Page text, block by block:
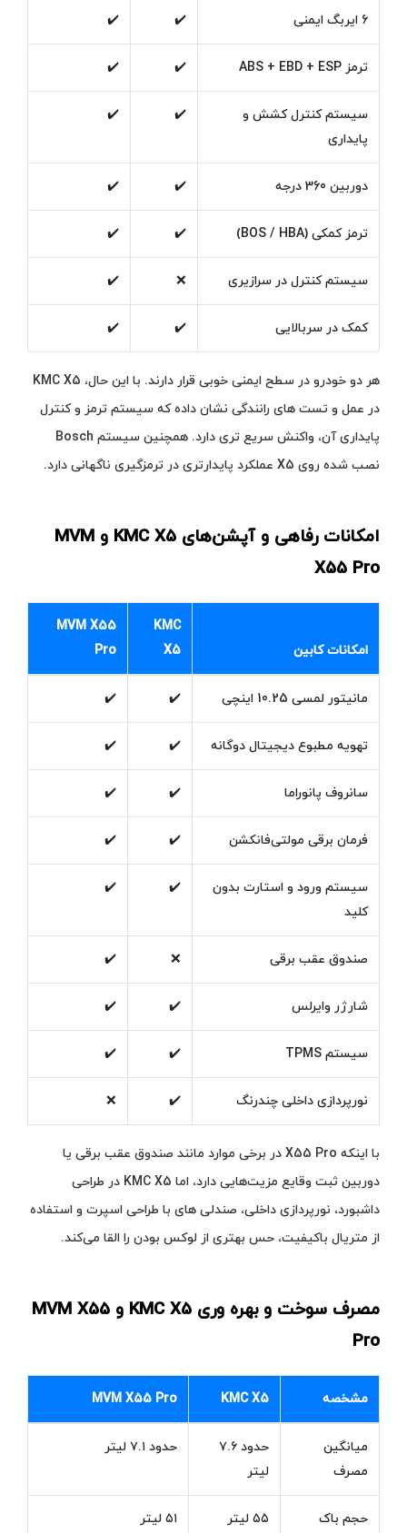
6 ایربگ ایمنی ✔️
✔️
ترمز ABS + EBD + ESP ✔️
✔️
سیستم کنترل کشش و
پایداری
✔️
✔️
دوربین 360 درجه ✔️
✔️
ترمز کمکی (BOS / HBA) ✔️
✔️
سیستم کنترل در سرازیری ❌
✔️
کمک در سربالایی ✔️
✔️
هر دو خودرو در سطح ایمنی خوبی قرار دارند. با این حال، KMC X5
در عمل و تست‌ های رانندگی نشان داده که سیستم ترمز و کنترل
پایداری آن، واکنش سریع‌ تری دارد. همچنین سیستم Bosch
نصب شده روی X5 عملکرد پایدارتری در ترمزگیری ناگهانی دارد.
امکانات رفاهی و آپشن‌های KMC X5 و MVM
X55 Pro
امکانات کابین
KMC
X5
MVM X55
Pro
مانیتور لمسی 10.25 اینچی ✔️
✔️
تهویه مطبوع دیجیتال دوگانه ✔️
✔️
سانروف پانوراما ✔️
✔️
فرمان برقی مولتی‌فانکشن ✔️
✔️
سیستم ورود و استارت بدون
کلید
✔️
✔️
صندوق عقب برقی ❌
✔️
شارژر وایرلس ✔️
✔️
سیستم TPMS ✔️
✔️
نورپردازی داخلی چندرنگ ✔️
❌
با اینکه X55 Pro در برخی موارد مانند صندوق عقب برقی یا
دوربین ثبت وقایع مزیت‌هایی دارد، اما KMC X5 در طراحی
داشبورد، نورپردازی داخلی، صندلی‌ های با طراحی اسپرت و استفاده
از متریال باکیفیت، حس بهتری از لوکس بودن را القا می‌کند.
مصرف سوخت و بهره‌ وری KMC X5 و MVM X55
Pro
مشخصه KMC X5
MVM X55 Pro
میانگین
مصرف
حدود ۷.۶
لیتر
حدود ۷.۱ لیتر
حجم باک ۵۵ لیتر ۵۱ لیتر